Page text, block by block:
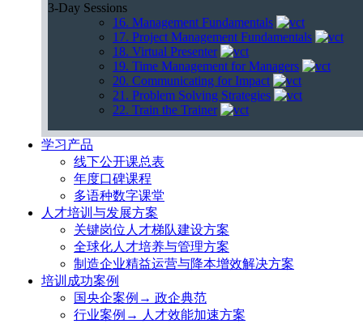
3-Day Sessions
16. Management Fundamentals
17. Project Management Fundamentals
18. Virtual Presenter
19. Time Management for Managers
20. Communicating for Impact
21. Problem Solving Strategies
22. Train the Trainer
学习产品
线下公开课总表
年度口碑课程
多语种数字课堂
人才培训与发展方案
关键岗位人才梯队建设方案
全球化人才培养与管理方案
制造企业精益运营与降本增效解决方案
培训成功案例
国央企案例→ 政企典范
行业案例→ 人才效能加速方案